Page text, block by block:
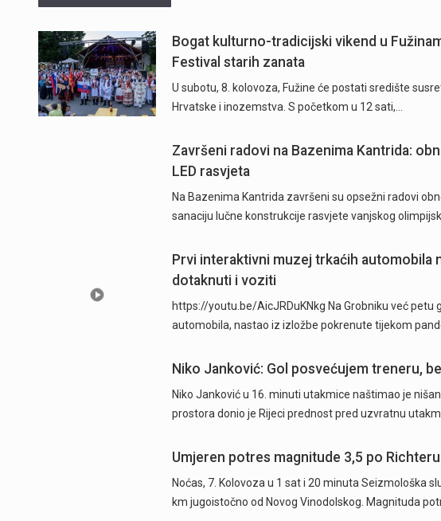
Bogat kulturno-tradicijski vikend u
Festival starih zanata
U subotu, 8. kolovoza, Fužine će postati središte
Hrvatske i inozemstva. S početkom u 12 sati,…
Završeni radovi na Bazenima Kantrida:
LED rasvjeta
Na Bazenima Kantrida završeni su opsežni radovi
sanaciju lučne konstrukcije rasvjete vanjskog
Prvi interaktivni muzej trkaćih automobila
dotaknuti i voziti
https://youtu.be/AicJRDuKNkg Na Grobniku već
automobila, nastao iz izložbe pokrenute tijekom
Niko Janković: Gol posvećujem treneru,
Niko Janković u 16. minuti utakmice naštimao je
prostora donio je Rijeci prednost pred uzvratnu
Umjeren potres magnitude 3,5 po
Noćas, 7. Kolovoza u 1 sat i 20 minuta Seizmološka
km jugoistočno od Novog Vinodolskog. Magnituda